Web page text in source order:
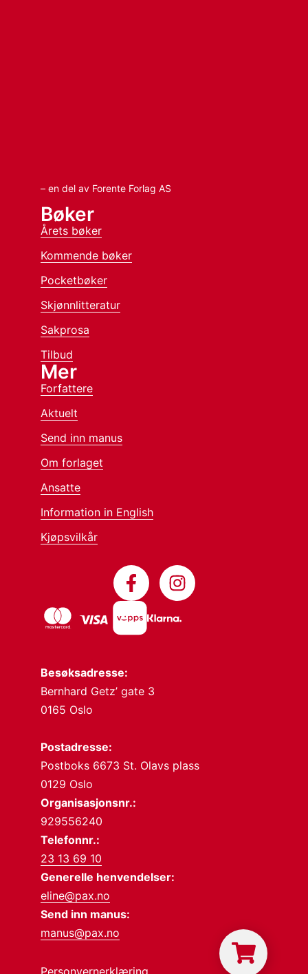
– en del av Forente Forlag AS
Besøksadresse:
Bernhard Getz’ gate 3
0165 Oslo
Postadresse:
Postboks 6673 St. Olavs plass
0129 Oslo
Organisasjonsnr.:
929556240
Telefonnr.:
23 13 69 10
Generelle henvendelser:
eline@pax.no
Send inn manus:
manus@pax.no
Personvernerklæring
Bøker
Årets bøker
Kommende bøker
Pocketbøker
Skjønnlitteratur
Sakprosa
Tilbud
Mer
Forfattere
Aktuelt
Send inn manus
Om forlaget
Ansatte
Information in English
Kjøpsvilkår